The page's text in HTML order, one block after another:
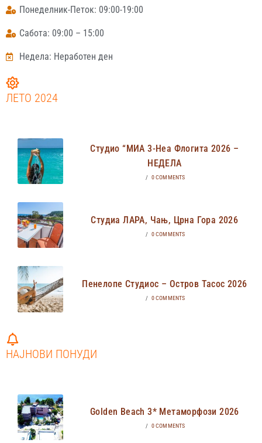
Понеделник-Петок: 09:00-19:00
Сабота: 09:00 – 15:00
Недела: Неработен ден
ЛЕТО 2024
Студио “МИА 3-Неа Флогита 2026 –
НЕДЕЛА
/ 0 COMMENTS
Студиа ЛАРА, Чањ, Црна Гора 2026
/ 0 COMMENTS
Пенелопе Студиос – Остров Тасос 2026
/ 0 COMMENTS
НАЈНОВИ ПОНУДИ
Golden Beach 3* Метаморфози 2026
/ 0 COMMENTS